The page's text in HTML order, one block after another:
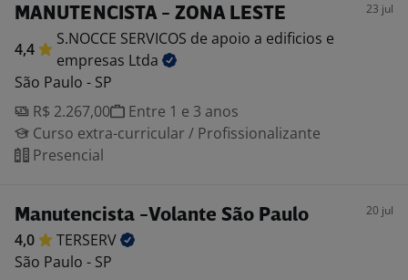
MANUTENCISTA - ZONA LESTE 23 jul
4,4
S.NOCCE SERVICOS de apoio a edificios e
empresas Ltda
São Paulo - SP
R$ 2.267,00
Entre 1 e 3 anos
Curso extra-curricular / Profissionalizante
Presencial
Manutencista -Volante São Paulo 20 jul
4,0
TERSERV
São Paulo - SP